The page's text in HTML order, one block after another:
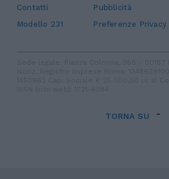
Contatti Pubblicità
Modello 231
Preferenze Privacy
TORNA SU